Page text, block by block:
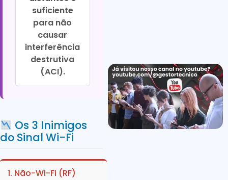
suficiente
para não
causar
interferência
destrutiva
(ACI).
Os 3 Inimigos
do Sinal Wi-Fi
1. Não-Wi-Fi (RF)